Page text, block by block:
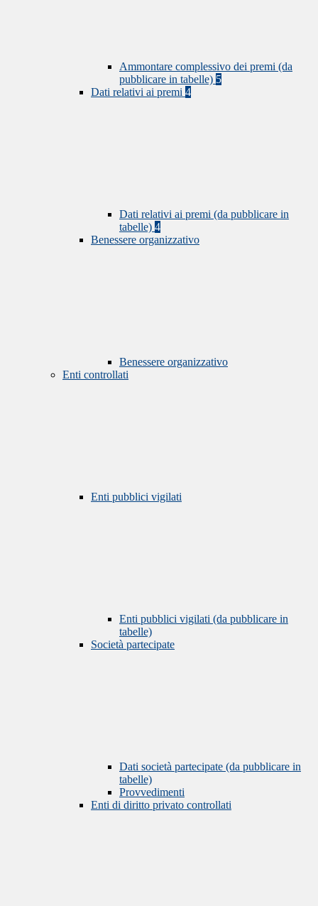
Ammontare complessivo dei premi (da
pubblicare in tabelle) 5
Dati relativi ai premi 4
Dati relativi ai premi (da pubblicare in
tabelle) 4
Benessere organizzativo
Benessere organizzativo
Enti controllati
Enti pubblici vigilati
Enti pubblici vigilati (da pubblicare in
tabelle)
Società partecipate
Dati società partecipate (da pubblicare in
tabelle)
Provvedimenti
Enti di diritto privato controllati